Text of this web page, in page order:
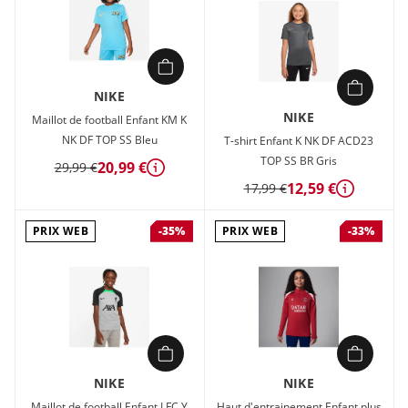
NIKE
Maillot de football Enfant KM K
NK DF TOP SS Bleu
29,99 €20,99 € Détails
NIKE
T-shirt Enfant K NK DF ACD23
TOP SS BR Gris
17,99 €12,59 € Détails
PRIX WEB -35%
NIKE
PRIX WEB -33%
NIKE